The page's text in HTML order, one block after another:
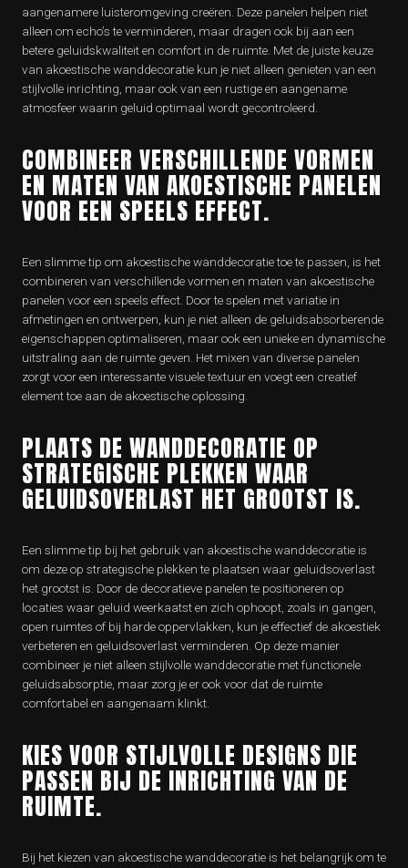
aangenamere luisteromgeving creëren. Deze panelen helpen niet
alleen om echo’s te verminderen, maar dragen ook bij aan een
betere geluidskwaliteit en comfort in de ruimte. Met de juiste keuze
van akoestische wanddecoratie kun je niet alleen genieten van een
stijlvolle inrichting, maar ook van een rustige en aangename
atmosfeer waarin geluid optimaal wordt gecontroleerd.
COMBINEER VERSCHILLENDE VORMEN
EN MATEN VAN AKOESTISCHE PANELEN
VOOR EEN SPEELS EFFECT.
Een slimme tip om akoestische wanddecoratie toe te passen, is het
combineren van verschillende vormen en maten van akoestische
panelen voor een speels effect. Door te spelen met variatie in
afmetingen en ontwerpen, kun je niet alleen de geluidsabsorberende
eigenschappen optimaliseren, maar ook een unieke en dynamische
uitstraling aan de ruimte geven. Het mixen van diverse panelen
zorgt voor een interessante visuele textuur en voegt een creatief
element toe aan de akoestische oplossing.
PLAATS DE WANDDECORATIE OP
STRATEGISCHE PLEKKEN WAAR
GELUIDSOVERLAST HET GROOTST IS.
Een slimme tip bij het gebruik van akoestische wanddecoratie is
om deze op strategische plekken te plaatsen waar geluidsoverlast
het grootst is. Door de decoratieve panelen te positioneren op
locaties waar geluid weerkaatst en zich ophoopt, zoals in gangen,
open ruimtes of bij harde oppervlakken, kun je effectief de akoestiek
verbeteren en geluidsoverlast verminderen. Op deze manier
combineer je niet alleen stijlvolle wanddecoratie met functionele
geluidsabsorptie, maar zorg je er ook voor dat de ruimte
comfortabel en aangenaam klinkt.
KIES VOOR STIJLVOLLE DESIGNS DIE
PASSEN BIJ DE INRICHTING VAN DE
RUIMTE.
Bij het kiezen van akoestische wanddecoratie is het belangrijk om te